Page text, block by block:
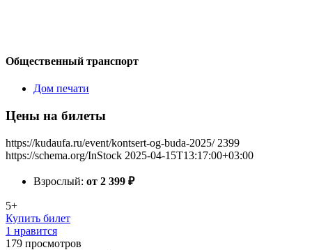
Общественный транспорт
Дом печати
Цены на билеты
https://kudaufa.ru/event/kontsert-og-buda-2025/ 2399
https://schema.org/InStock 2025-04-15T13:17:00+03:00
Взрослый: от 2 399 ₽
5+
Купить билет
1 нравится
179 просмотров